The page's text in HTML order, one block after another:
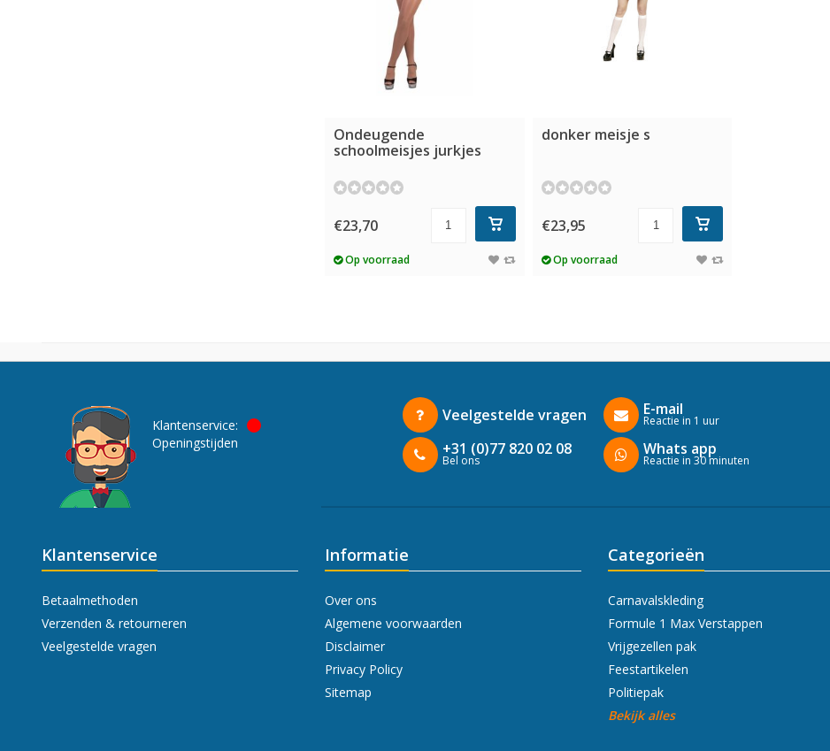
Ondeugende
schoolmeisjes jurkjes
€23,70
Op voorraad
donker meisje s
€23,95
Op voorraad
Klantenservice:
Openingstijden
Veelgestelde vragen
+31 (0)77 820 02 08
Bel ons
E-mail
Reactie in 1 uur
Whats app
Reactie in 30 minuten
Klantenservice
Betaalmethoden
Verzenden & retourneren
Veelgestelde vragen
Informatie
Over ons
Algemene voorwaarden
Disclaimer
Privacy Policy
Sitemap
Categorieën
Carnavalskleding
Formule 1 Max Verstappen
Vrijgezellen pak
Feestartikelen
Politiepak
Bekijk alles